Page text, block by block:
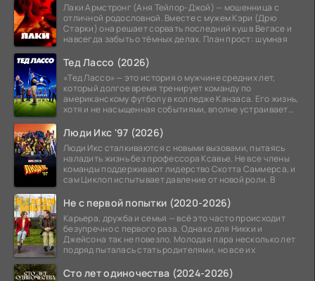
Лаки Армстронг (Аня Тейлор-Джой) — мошенница с
отличной родословной. Вместе с мужем Кэри (Дрю
Старки) она решает сорвать последний куш в Вегасе и
навсегда забыть о тёмных делах. План прост: шумная
Тед Лассо (2026)
«Тед Лассо» — это история о мужчине средних лет,
который долгое время тренирует команду по
американскому футболу в колледже Канзаса. Его жизнь,
хотя и не насыщенная событиями, вполне устраивает
Люди Икс '97 (2026)
Люди Икс сталкиваются с новыми вызовами, пытаясь
наладить жизнь без профессора Ксавье. Не все члены
команды поддерживают лидерство Скотта Саммерса, и
сам Циклоп испытывает давление от новой роли. В
Не с первой попытки (2020-2026)
Карьера, дружба и семья — всё это часто происходит
безупречно с первого раза. Однако для Никки и
Джейсона так не повезло. Молодая пара несколько лет
подряд пыталась стать родителями, но все их
Сто лет одиночества (2024-2026)